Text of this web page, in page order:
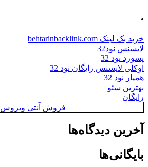
.
خرید بک لینک behtarinbacklink.com
لایسنس نود32
پسورد نود 32
اوکلی لایسنس رایگان نود 32
همیار نود 32
بهترین سئو
رایگان
فروش آنتی ویروس
آخرین دیدگاه‌ها
بایگانی‌ها